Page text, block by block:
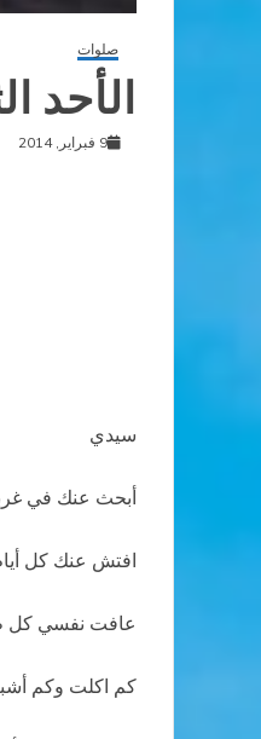
صلوات
الأحد
9 فبراير, 2014
سيدي
أبحث عنك في
افتش عنك كل
عافت نفسي كل
كم اكلت وكم